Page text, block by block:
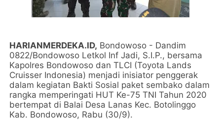
HARIANMERDEKA.ID, Bondowoso - Dandim
0822/Bondowoso Letkol Inf Jadi, S.I.P., bersama
Kapolres Bondowoso dan TLCI (Toyota Lands
Cruisser Indonesia) menjadi inisiator penggerak
dalam kegiatan Bakti Sosial paket sembako dalam
rangka memperingati HUT Ke-75 TNI Tahun 2020
bertempat di Balai Desa Lanas Kec. Botolinggo
Kab. Bondowoso, Rabu (30/9).